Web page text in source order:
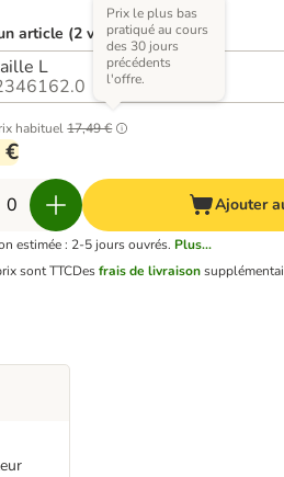
article (2 variantes)
L
habituel 17,49 €
Prix le plus bas
pratiqué au cours
des 30 jours
précédents
l'offre.
€
Ajouter
estimée : 2-5 jours ouvrés. Plus...
sont TTCDesfrais de livraison